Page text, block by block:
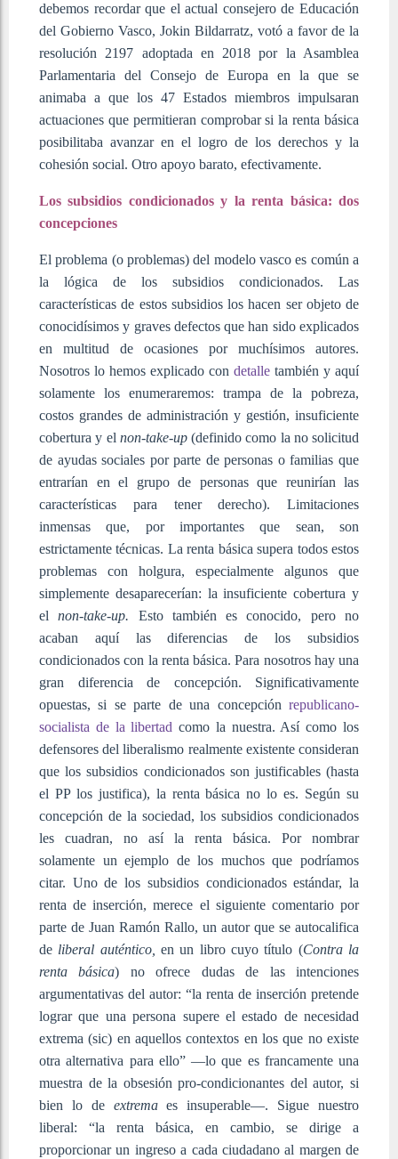
debemos recordar que el actual consejero de Educación
del Gobierno Vasco, Jokin Bildarratz, votó a favor de la
resolución 2197 adoptada en 2018 por la Asamblea
Parlamentaria del Consejo de Europa en la que se
animaba a que los 47 Estados miembros impulsaran
actuaciones que permitieran comprobar si la renta básica
posibilitaba avanzar en el logro de los derechos y la
cohesión social. Otro apoyo barato, efectivamente.
Los subsidios condicionados y la renta básica: dos
concepciones
El problema (o problemas) del modelo vasco es común a
la lógica de los subsidios condicionados. Las
características de estos subsidios los hacen ser objeto de
conocidísimos y graves defectos que han sido explicados
en multitud de ocasiones por muchísimos autores.
Nosotros lo hemos explicado con detalle también y aquí
solamente los enumeraremos: trampa de la pobreza,
costos grandes de administración y gestión, insuficiente
cobertura y el non-take-up (definido como la no solicitud
de ayudas sociales por parte de personas o familias que
entrarían en el grupo de personas que reunirían las
características para tener derecho). Limitaciones
inmensas que, por importantes que sean, son
estrictamente técnicas. La renta básica supera todos estos
problemas con holgura, especialmente algunos que
simplemente desaparecerían: la insuficiente cobertura y
elnon-take-up. Esto también es conocido, pero no
acaban aquí las diferencias de los subsidios
condicionados con la renta básica. Para nosotros hay una
gran diferencia de concepción. Significativamente
opuestas, si se parte de una concepción republicano-
socialista de la libertad como la nuestra. Así como los
defensores del liberalismo realmente existente consideran
que los subsidios condicionados son justificables (hasta
el PP los justifica), la renta básica no lo es. Según su
concepción de la sociedad, los subsidios condicionados
les cuadran, no así la renta básica. Por nombrar
solamente un ejemplo de los muchos que podríamos
citar. Uno de los subsidios condicionados estándar, la
renta de inserción, merece el siguiente comentario por
parte de Juan Ramón Rallo, un autor que se autocalifica
de liberal auténtico, en un libro cuyo título (Contra la
renta básica) no ofrece dudas de las intenciones
argumentativas del autor: “la renta de inserción pretende
lograr que una persona supere el estado de necesidad
extrema (sic) en aquellos contextos en los que no existe
otra alternativa para ello” —lo que es francamente una
muestra de la obsesión pro-condicionantes del autor, si
bien lo de extremaes insuperable—. Sigue nuestro
liberal: “la renta básica, en cambio, se dirige a
proporcionar un ingreso a cada ciudadano al margen de